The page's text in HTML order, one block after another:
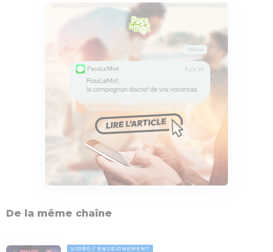
De la même chaîne
VIDÉO ENSEIGNEMENT